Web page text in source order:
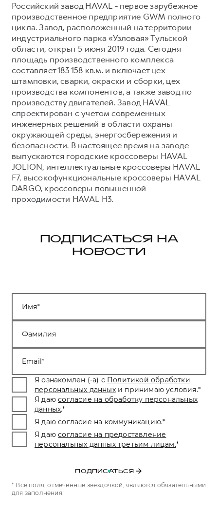
Российский завод HAVAL - первое зарубежное
производственное предприятие GWM полного
цикла. Завод, расположенный на территории
индустриального парка «Узловая» Тульской
области, открыт 5 июня 2019 года. Сегодня
площадь производственного комплекса
составляет 183 158 кв.м. и включает цех
штамповки, сварки, окраски и сборки, цех
производства компонентов, а также завод по
производству двигателей. Завод HAVAL
спроектирован с учетом современных
инженерных решений в области охраны
окружающей среды, энергосбережения и
безопасности. В настоящее время на заводе
выпускаются городские кроссоверы HAVAL
JOLION, интеллектуальные кроссоверы HAVAL
F7, высокофункциональные кроссоверы HAVAL
DARGO, кроссоверы повышенной
проходимости HAVAL H3.
ПОДПИСАТЬСЯ НА
НОВОСТИ
Имя
Фамилия
Email
Я ознакомлен (-а) с Политикой обработки
персональных данных и принимаю условия.*
Я даю согласие на обработку персональных
данных.*
Я даю согласие на коммуникацию.*
Я даю согласие на предоставление
персональных данных третьим лицам.*
ПОДПИСАТЬСЯ
* Все поля, отмеченные звездочкой, являются обязательными
для заполнения.